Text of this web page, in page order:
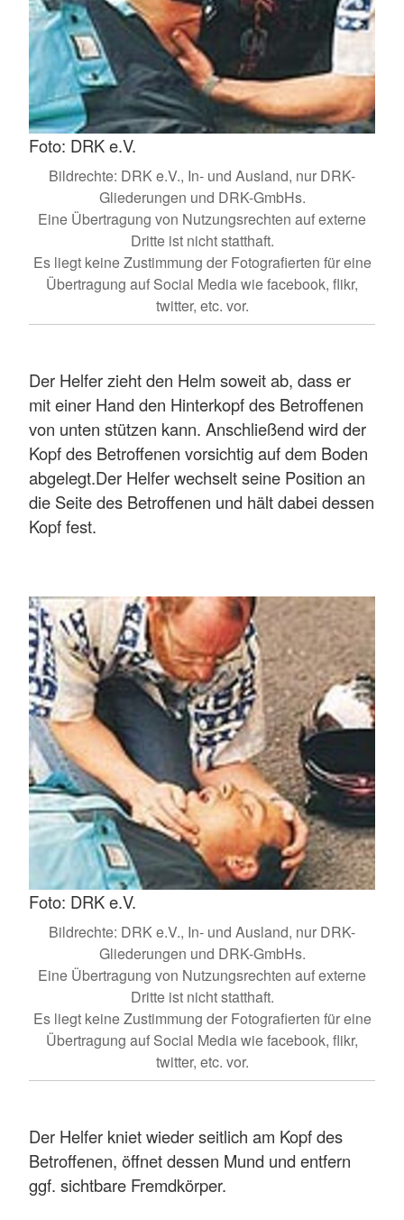
Foto: DRK e.V.
Bildrechte: DRK e.V., In- und Ausland, nur DRK-
Gliederungen und DRK-GmbHs.
Eine Übertragung von Nutzungsrechten auf externe
Dritte ist nicht statthaft.
Es liegt keine Zustimmung der Fotografierten für eine
Übertragung auf Social Media wie facebook, flikr,
twitter, etc. vor.
Der Helfer zieht den Helm soweit ab, dass er
mit einer Hand den Hinterkopf des Betroffenen
von unten stützen kann. Anschließend wird der
Kopf des Betroffenen vorsichtig auf dem Boden
abgelegt.Der Helfer wechselt seine Position an
die Seite des Betroffenen und hält dabei dessen
Kopf fest.
Foto: DRK e.V.
Bildrechte: DRK e.V., In- und Ausland, nur DRK-
Gliederungen und DRK-GmbHs.
Eine Übertragung von Nutzungsrechten auf externe
Dritte ist nicht statthaft.
Es liegt keine Zustimmung der Fotografierten für eine
Übertragung auf Social Media wie facebook, flikr,
twitter, etc. vor.
Der Helfer kniet wieder seitlich am Kopf des
Betroffenen, öffnet dessen Mund und entfern
ggf. sichtbare Fremdkörper.